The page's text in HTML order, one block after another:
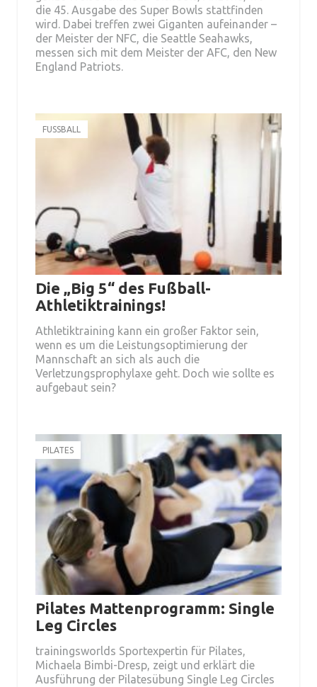
die 45. Ausgabe des Super Bowls stattfinden
wird. Dabei treffen zwei Giganten aufeinander –
der Meister der NFC, die Seattle Seahawks,
messen sich mit dem Meister der AFC, den New
England Patriots.
FUSSBALL
Die „Big 5“ des Fußball-
Athletiktrainings!
Athletiktraining kann ein großer Faktor sein,
wenn es um die Leistungsoptimierung der
Mannschaft an sich als auch die
Verletzungsprophylaxe geht. Doch wie sollte es
aufgebaut sein?
PILATES
Pilates Mattenprogramm: Single
Leg Circles
trainingsworlds Sportexpertin für Pilates,
Michaela Bimbi-Dresp, zeigt und erklärt die
Ausführung der Pilatesübung Single Leg Circles